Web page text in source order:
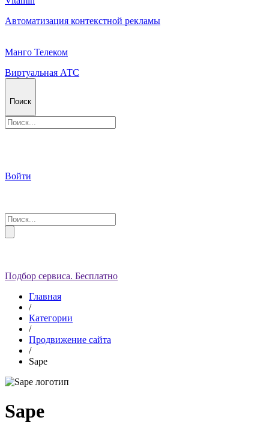
Автоматизация контекстной рекламы
Манго Телеком
Виртуальная АТС
Поиск
Войти
Подбор сервиса. Бесплатно
Главная
/
Категории
/
Продвижение сайта
/
Sape
Sape